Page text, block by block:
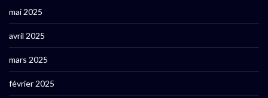
mai 2025
avril 2025
mars 2025
février 2025